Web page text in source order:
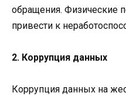
обращения. Физические
привести к
2. Коррупция данных
Коррупция данных на